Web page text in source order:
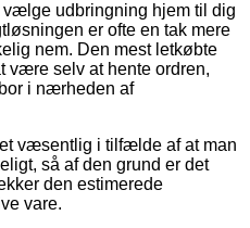
udbringning hjem til dig
er ofte en tak mere
nem. Den mest letkøbte
være selv at hente ordren,
i nærheden af
væsentlig i tilfælde af at man
så af den grund er det
den estimerede
vare.